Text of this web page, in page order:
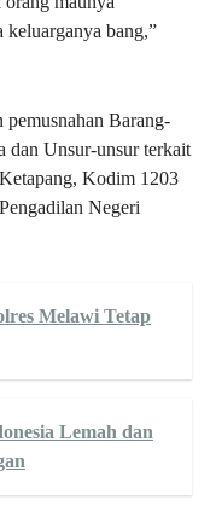
keluarganya bang,”
pemusnahan Barang-
dan Unsur-unsur terkait
Kodim 1203
Negeri
Melawi Tetap
Lemah dan